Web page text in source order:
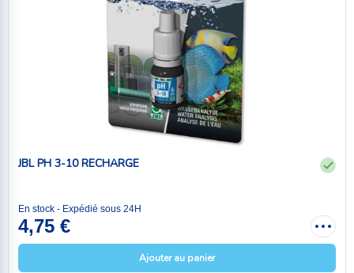
JBL PH 3-10 RECHARGE
En stock - Expédié sous 24H
4,75 €
Ajouter au panier